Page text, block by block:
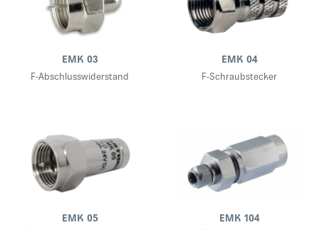
EMK 03
F-Abschlusswiderstand
EMK 04
F-Schraubstecker
EMK 05 EMK 104